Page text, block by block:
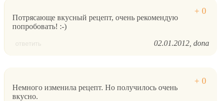
Потрясающе вкусный рецепт, очень рекомендую
попробовать! :-)
ответить 02.01.2012 dona
Немного изменила рецепт. Но получилось очень
вкусно.